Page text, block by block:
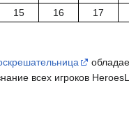
15 16 17
всех игроков